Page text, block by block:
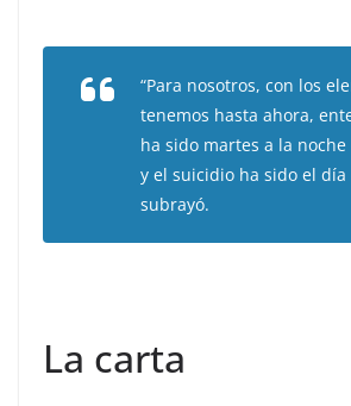
“Para nosotros, con los
tenemos hasta ahora,
ha sido martes a la
y el suicidio ha sido el día
subrayó.
La carta